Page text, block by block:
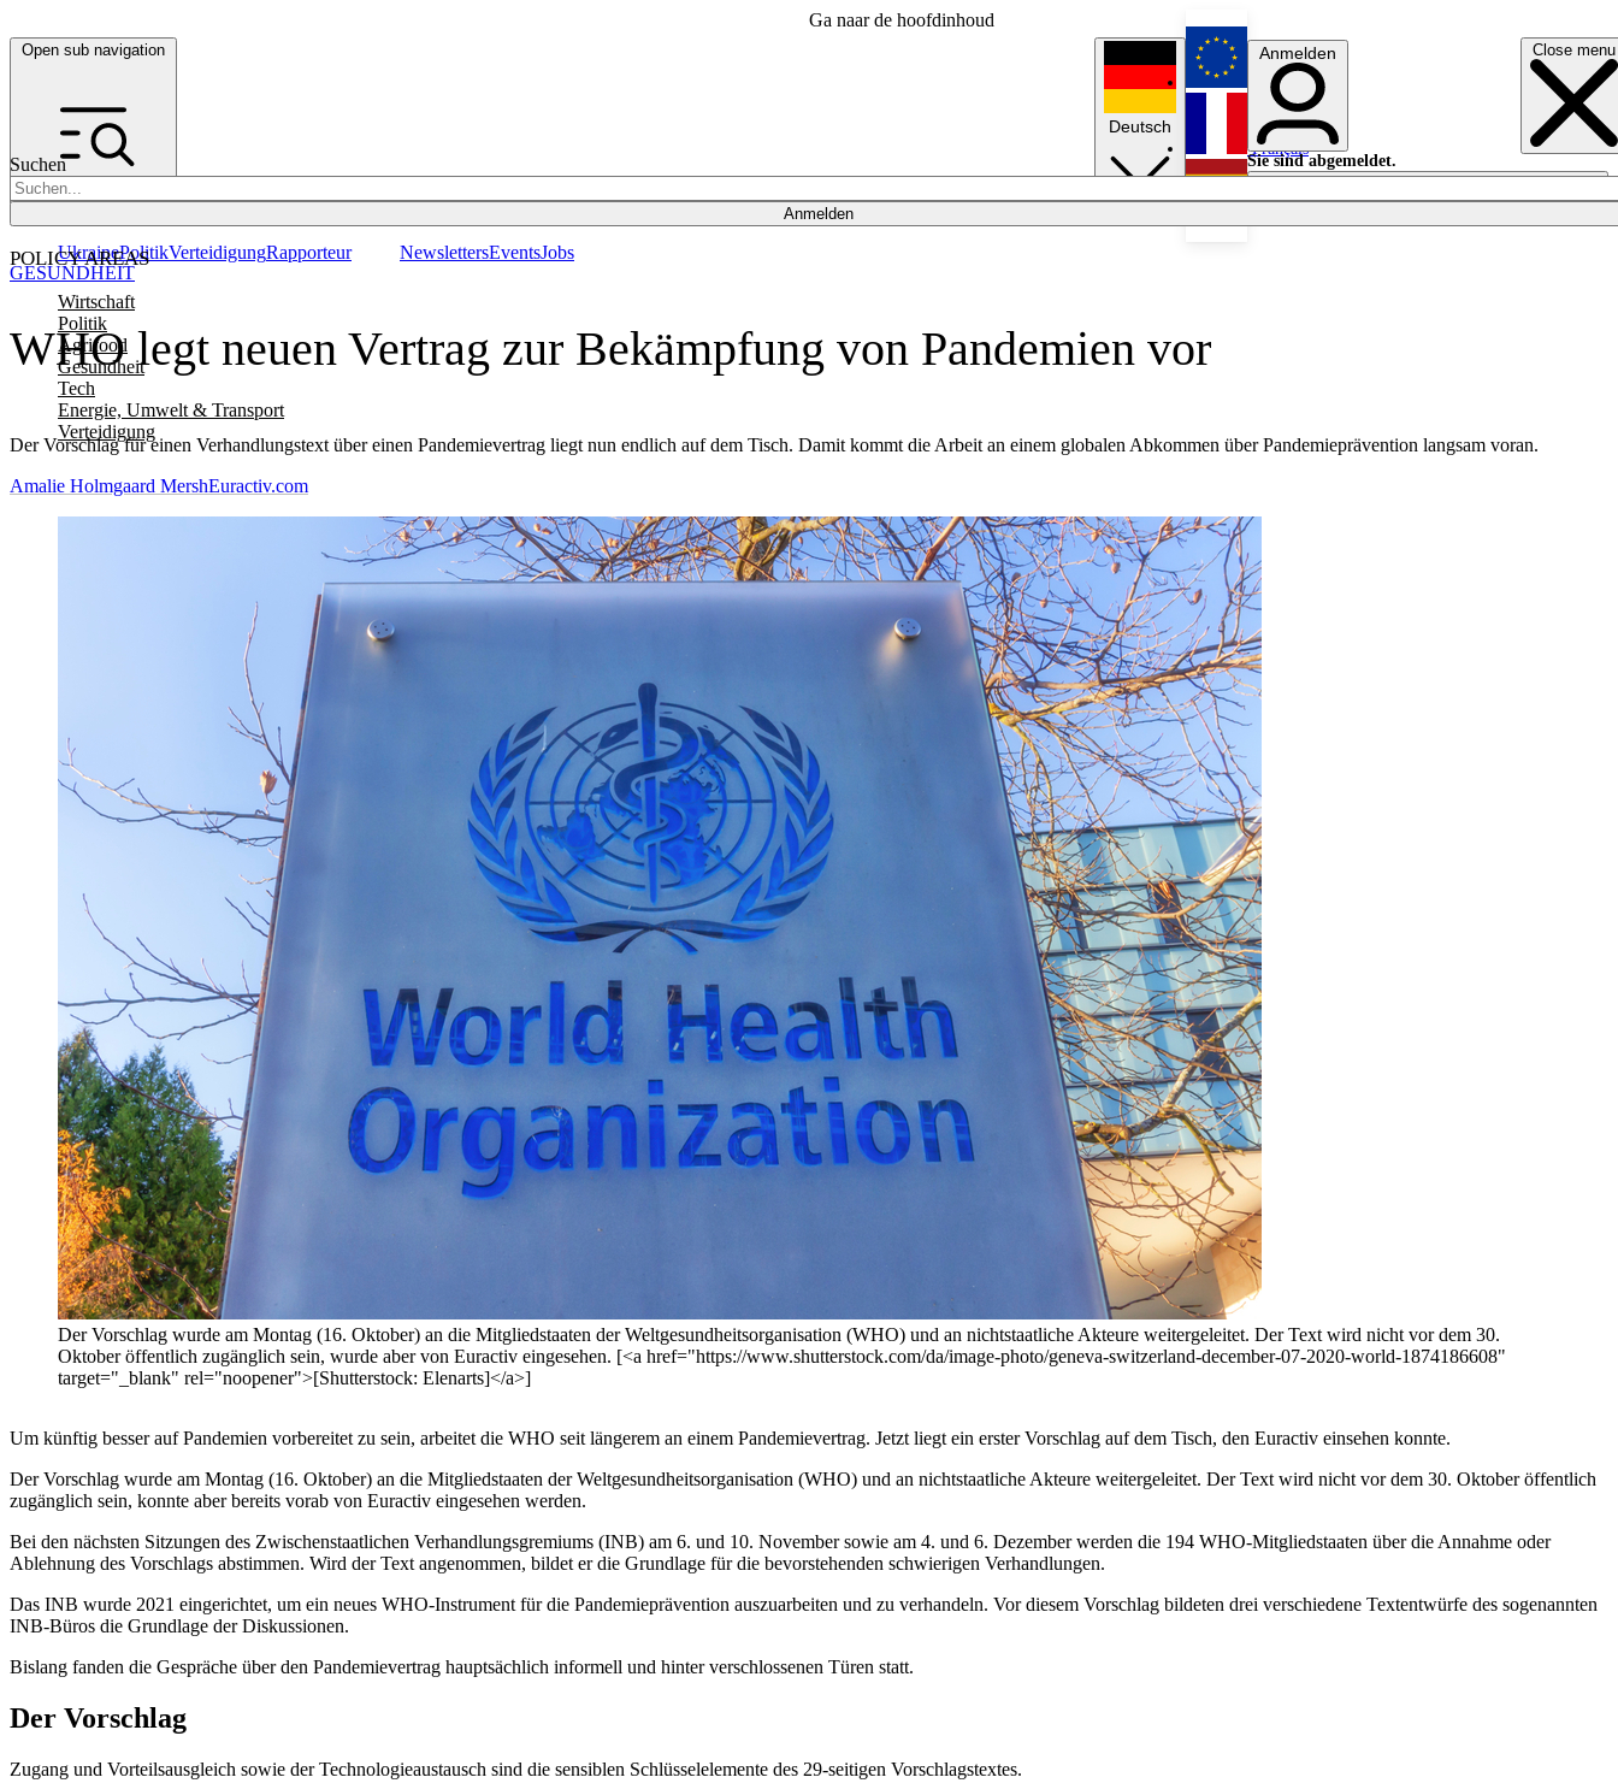
Ga naar de hoofdinhoud
Open sub navigation Close menu
Suchen
Anmelden
POLICY AREAS
Wirtschaft
Politik
Agrifood
Gesundheit
Tech
Energie, Umwelt & Transport
Verteidigung
UkrainePolitikVerteidigungRapporteur NewslettersEventsJobs
Deutsch
English
Français
Anmelden
Sie sind abgemeldet.
Anmelden
Licht aus
WHO legt neuen Vertrag zur Bekämpfung von Pandemien vor
Der Vorschlag für einen Verhandlungstext über einen Pandemievertrag liegt nun endlich auf dem Tisch. Damit kommt die Arbeit an einem globalen Abkommen über Pandemieprävention langsam voran.
GESUNDHEIT
Amalie Holmgaard MershEuractiv.com
Der Vorschlag wurde am Montag (16. Oktober) an die Mitgliedstaaten der Weltgesundheitsorganisation (WHO) und an nichtstaatliche Akteure weitergeleitet. Der Text wird nicht vor dem 30.
Oktober öffentlich zugänglich sein, wurde aber von Euractiv eingesehen. [<a href="https://www.shutterstock.com/da/image-photo/geneva-switzerland-december-07-2020-world-1874186608"
target="_blank" rel="noopener">[Shutterstock: Elenarts]</a>]
Um künftig besser auf Pandemien vorbereitet zu sein, arbeitet die WHO seit längerem an einem Pandemievertrag. Jetzt liegt ein erster Vorschlag auf dem Tisch, den Euractiv einsehen konnte.
Der Vorschlag wurde am Montag (16. Oktober) an die Mitgliedstaaten der Weltgesundheitsorganisation (WHO) und an nichtstaatliche Akteure weitergeleitet. Der Text wird nicht vor dem 30. Oktober öffentlich
zugänglich sein, konnte aber bereits vorab von Euractiv eingesehen werden.
Bei den nächsten Sitzungen des Zwischenstaatlichen Verhandlungsgremiums (INB) am 6. und 10. November sowie am 4. und 6. Dezember werden die 194 WHO-Mitgliedstaaten über die Annahme oder
Ablehnung des Vorschlags abstimmen. Wird der Text angenommen, bildet er die Grundlage für die bevorstehenden schwierigen Verhandlungen.
Das INB wurde 2021 eingerichtet, um ein neues WHO-Instrument für die Pandemieprävention auszuarbeiten und zu verhandeln. Vor diesem Vorschlag bildeten drei verschiedene Textentwürfe des sogenannten
INB-Büros die Grundlage der Diskussionen.
Bislang fanden die Gespräche über den Pandemievertrag hauptsächlich informell und hinter verschlossenen Türen statt.
Der Vorschlag
Zugang und Vorteilsausgleich sowie der Technologieaustausch sind die sensiblen Schlüsselelemente des 29-seitigen Vorschlagstextes.